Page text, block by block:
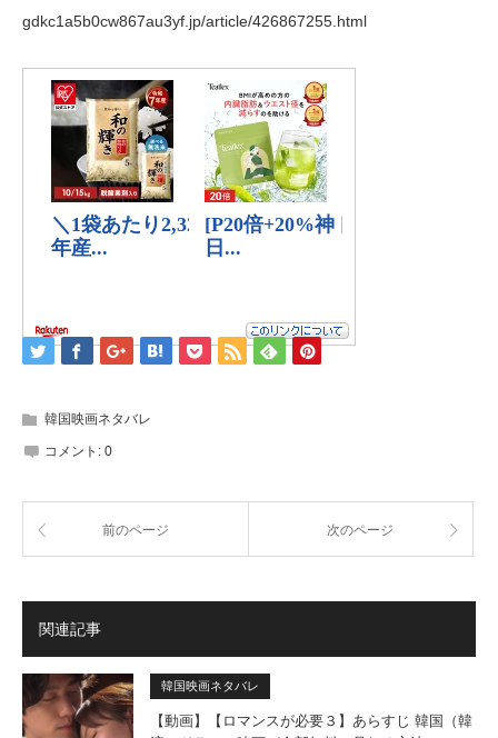
gdkc1a5b0cw867au3yf.jp/article/426867255.html
韓国映画ネタバレ
コメント: 0
前のページ 次のページ
関連記事
韓国映画ネタバレ
【動画】【ロマンスが必要３】あらすじ 韓国（韓